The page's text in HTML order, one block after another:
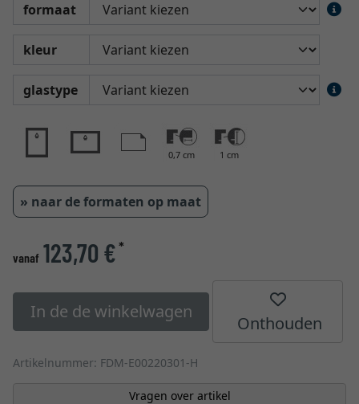
formaat
kleur
glastype
0,7 cm 1 cm
» naar de formaten op maat
vanaf 123,70 €*
In de de winkelwagen
Onthouden
Artikelnummer: FDM-E00220301-H
Vragen over artikel